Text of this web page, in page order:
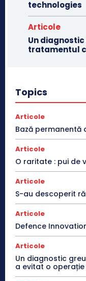
technologies
Articole
Un
tratamentul
Topics
Articole
Bază permanentă
Articole
O raritate : pui de
Articole
S-au descoperit
Articole
Defence
Articole
Un diagnostic
a evitat o